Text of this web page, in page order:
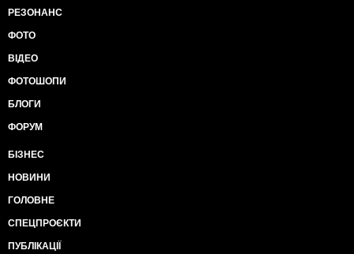
РЕЗОНАНС
ФОТО
ВІДЕО
ФОТОШОПИ
БЛОГИ
ФОРУМ
БІЗНЕС
НОВИНИ
ГОЛОВНЕ
СПЕЦПРОЄКТИ
ПУБЛІКАЦІЇ